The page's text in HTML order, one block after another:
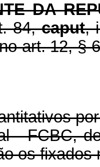
DA
84,caput,
art. 12, §
- FCBC,
os fixados